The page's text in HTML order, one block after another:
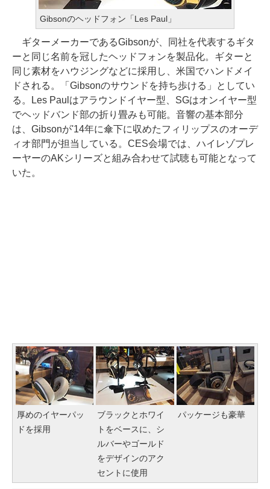
Gibsonのヘッドフォン「Les Paul」
ギターメーカーであるGibsonが、同社を代表するギタ
ーと同じ名前を冠したヘッドフォンを製品化。ギターと
同じ素材をハウジングなどに採用し、米国でハンドメイ
ドされる。「Gibsonのサウンドを持ち歩ける」としてい
る。Les Paulはアラウンドイヤー型、SGはオンイヤー型
でヘッドバンド部の折り畳みも可能。音響の基本部分
は、Gibsonが'14年に傘下に収めたフィリップスのオーデ
ィオ部門が担当している。CES会場では、ハイレゾプレ
ーヤーのAKシリーズと組み合わせて試聴も可能となって
いた。
厚めのイヤーパッ
ドを採用
ブラックとホワイ
トをベースに、シ
ルバーやゴールド
をデザインのアク
セントに使用
パッケージも豪華